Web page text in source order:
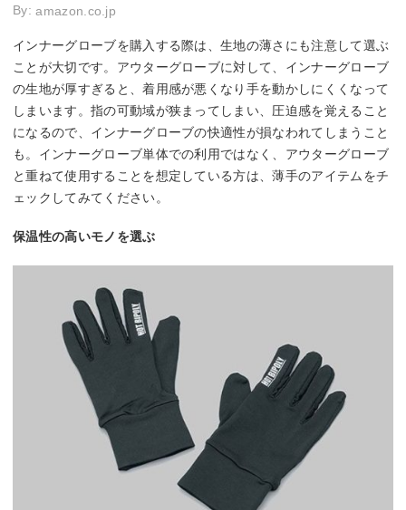
By:amazon.co.jp
インナーグローブを購入する際は、生地の薄さにも注意して選ぶ
ことが大切です。アウターグローブに対して、インナーグローブ
の生地が厚すぎると、着用感が悪くなり手を動かしにくくなって
しまいます。指の可動域が狭まってしまい、圧迫感を覚えること
になるので、インナーグローブの快適性が損なわれてしまうこと
も。インナーグローブ単体での利用ではなく、アウターグローブ
と重ねて使用することを想定している方は、薄手のアイテムをチ
ェックしてみてください。
保温性の高いモノを選ぶ